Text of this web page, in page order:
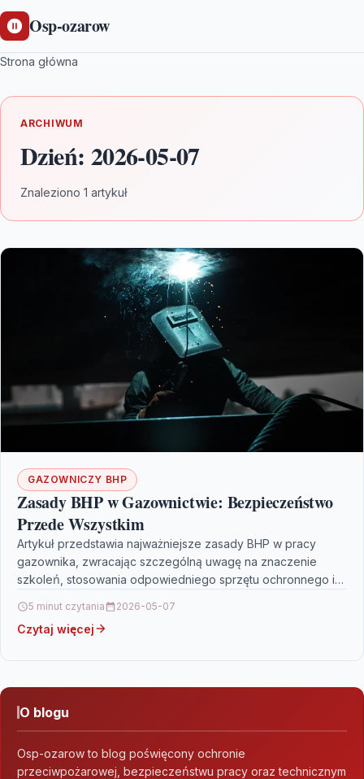
Osp-ozarow
Strona główna
ARCHIWUM
Dzień: 2026-05-07
Znaleziono 1 artykuł
GAZOWNICZY BHP
Zasady BHP w Gazownictwie: Bezpieczeństwo
Przede Wszystkim
Artykuł przedstawia najważniejsze zasady BHP w pracy
gazownika, zwracając szczególną uwagę na znaczenie
szkoleń, stosowania odpowiedniego sprzętu ochronnego i
5 minut czytania 2026-05-07
Czytaj więcej
O blogu
Osp-ozarow to blog poświęcony ochronie
przeciwpożarowej, bezpieczeństwu pracy oraz technicznym